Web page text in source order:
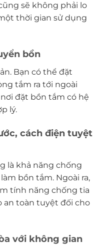
sẽ không phải lo
thời gian sử dụng
bồn
Bạn có thể đặt
tắm ra tới ngoài
đặt bồn tắm có hệ
lý.
cách điện tuyệt
là khả năng chống
bồn tắm. Ngoài ra,
tính năng chống tia
an toàn tuyệt đối cho
với không gian